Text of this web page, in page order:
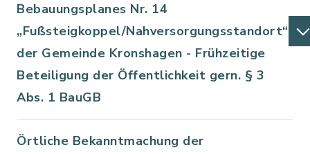
Bebauungsplanes Nr. 14
„Fußsteigkoppel/Nahversorgungsstandort“
der Gemeinde Kronshagen - Frühzeitige
Beteiligung der Öffentlichkeit gern. § 3
Abs. 1 BauGB
Örtliche Bekanntmachung der